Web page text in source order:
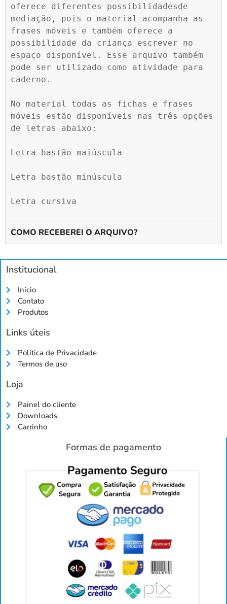
oferece diferentes possibilidadesde
mediação, pois o material acompanha as
frases móveis e também oferece a
possibilidade da criança escrever no
espaço disponível. Esse arquivo também
pode ser utilizado como atividade para
caderno.
No material todas as fichas e frases
móveis estão disponíveis nas três opções
de letras abaixo:
Letra bastão maiúscula
Letra bastão minúscula
Letra cursiva
COMO RECEBEREI O ARQUIVO?
Institucional
Início
Contato
Produtos
Links úteis
Política de Privacidade
Termos de uso
Loja
Painel do cliente
Downloads
Carrinho
Formas de pagamento